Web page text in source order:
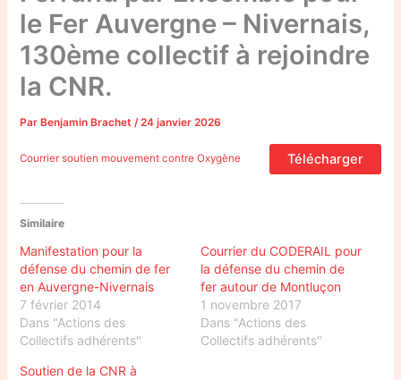
le Fer Auvergne – Nivernais,
130ème collectif à rejoindre
la CNR.
Par Benjamin Brachet/24 janvier 2026
Courrier soutien mouvement contre Oxygène Télécharger
Similaire
Manifestation pour la
défense du chemin de fer
en Auvergne-Nivernais
7 février 2014
Dans "Actions des
Collectifs adhérents"
Courrier du CODERAIL pour
la défense du chemin de
fer autour de Montluçon
1 novembre 2017
Dans "Actions des
Collectifs adhérents"
Soutien de la CNR à